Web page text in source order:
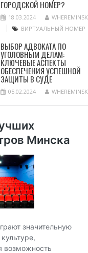
ГОРОДСКОЙ НОМЕР?
18.03.2024
WHEREMINSK
ВИРТУАЛЬНЫЙ НОМЕР
ВЫБОР АДВОКАТА ПО
УГОЛОВНЫМ ДЕЛАМ:
КЛЮЧЕВЫЕ АСПЕКТЫ
ОБЕСПЕЧЕНИЯ УСПЕШНОЙ
ЗАЩИТЫ В СУДЕ
05.02.2024 WHEREMINSK